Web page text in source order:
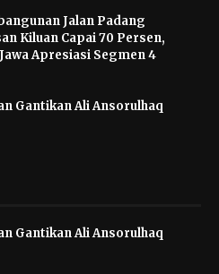
Jalan Padang
Kiluan Capai 70 Persen,
Apresiasi Segmen 4
Gantikan Ali Ansorulhaq
Gantikan Ali Ansorulhaq